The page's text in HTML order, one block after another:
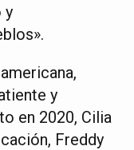
y
y
en 2020, Cilia
Freddy